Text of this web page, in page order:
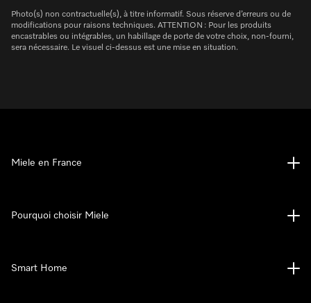
Photo(s) non contractuelle(s), à titre informatif. Sous réserve d’erreurs ou de
modifications pour raisons techniques. ATTENTION : Pour les produits
encastrables ou intégrables, un habillage de porte de votre choix, non-fourni,
sera nécessaire. Le visuel ci-dessus est une mise en situation.
Miele en France
Pourquoi choisir Miele
Smart Home